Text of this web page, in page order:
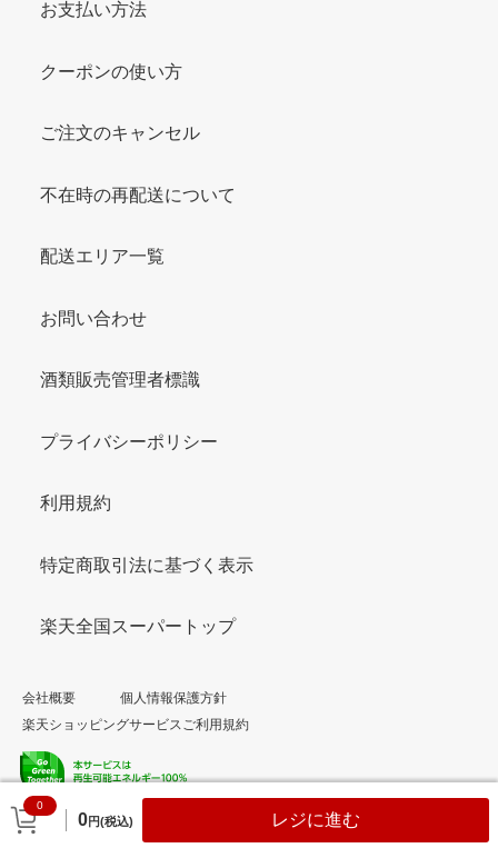
0
0円(税込) レジに進む
お支払い方法
クーポンの使い方
ご注文のキャンセル
不在時の再配送について
配送エリア一覧
お問い合わせ
酒類販売管理者標識
プライバシーポリシー
利用規約
特定商取引法に基づく表示
楽天全国スーパートップ
会社概要
個人情報保護方針
楽天ショッピングサービスご利用規約
© Rakuten Group, Inc.